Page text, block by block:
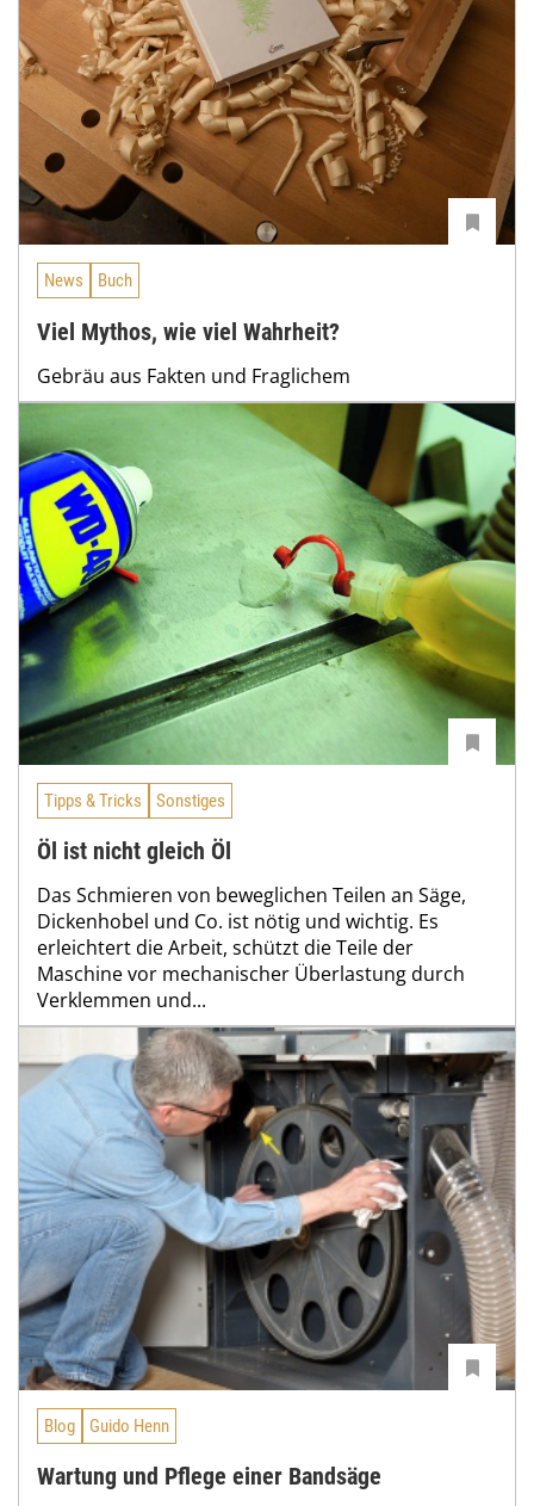
News Buch
Viel Mythos, wie viel Wahrheit?
Gebräu aus Fakten und Fraglichem
Tipps & Tricks Sonstiges
Öl ist nicht gleich Öl
Das Schmieren von beweglichen Teilen an Säge,
Dickenhobel und Co. ist nötig und wichtig. Es
erleichtert die Arbeit, schützt die Teile der
Maschine vor mechanischer Überlastung durch
Verklemmen und...
Blog Guido Henn
Wartung und Pflege einer Bandsäge